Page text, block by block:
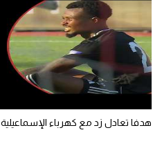
هدفا تعادل زد مع كهرباء الإسماعيلية 1-1 (الدوري المصري)